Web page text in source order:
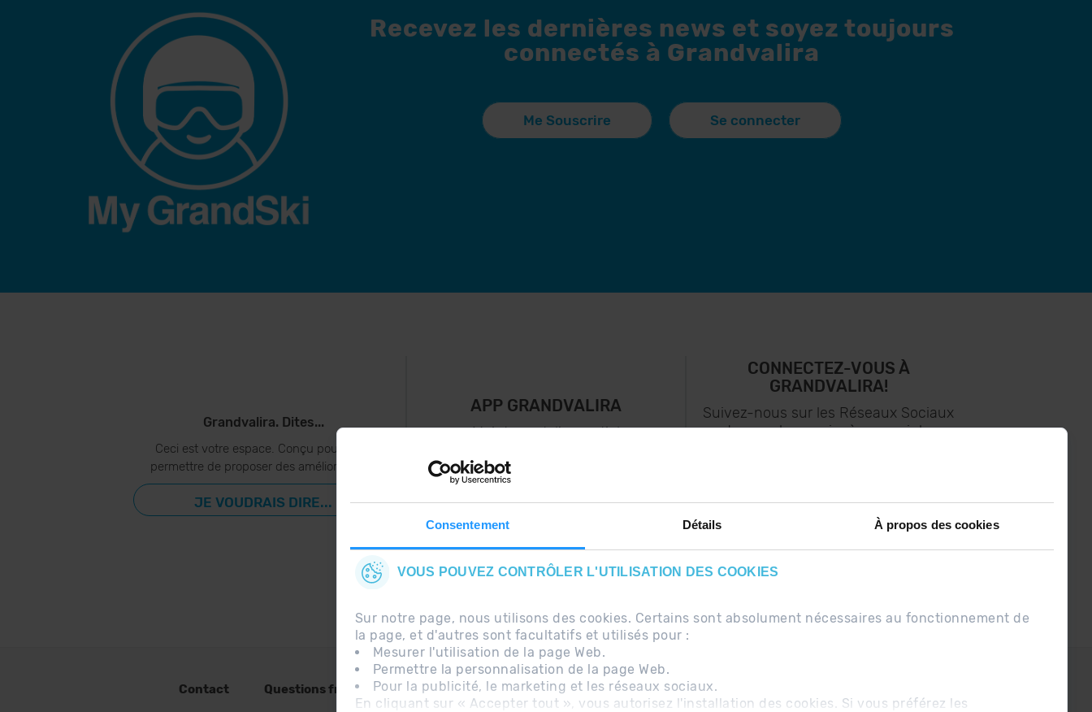
Consentement Détails À propos des cookies
VOUS POUVEZ CONTRÔLER L'UTILISATION DES COOKIES
Sur notre page, nous utilisons des cookies. Certains sont absolument nécessaires au fonctionnement de
la page, et d'autres sont facultatifs et utilisés pour :
Mesurer l'utilisation de la page Web.
Permettre la personnalisation de la page Web.
Pour la publicité, le marketing et les réseaux sociaux.
En cliquant sur « Accepter tout », vous autorisez l'installation des cookies. Si vous préférez les
Recevez les dernières news et soyez toujours
connectés à Grandvalira
Me Souscrire Se connecter
Grandvalira. Dites...
Ceci est votre espace. Conçu pour vous
permettre de proposer des améliorations..
JE VOUDRAIS DIRE...
APP GRANDVALIRA
Maintenant, l'essentiel
CONNECTEZ-VOUS À
GRANDVALIRA!
Suivez-nous sur les Réseaux Sociaux
et soyez le premier à recevoir les
Contact Questions fréquentes Avis légal Information complémentaire RGPDUE